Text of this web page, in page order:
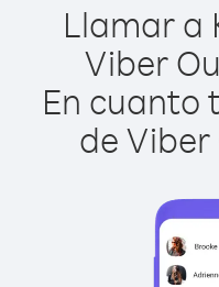
Llamar a
Viber
En cuanto
de